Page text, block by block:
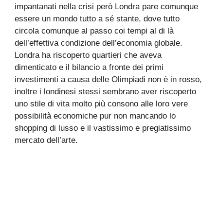
impantanati nella crisi però Londra pare comunque
essere un mondo tutto a sé stante, dove tutto
circola comunque al passo coi tempi al di là
dell’effettiva condizione dell’economia globale.
Londra ha riscoperto quartieri che aveva
dimenticato e il bilancio a fronte dei primi
investimenti a causa delle Olimpiadi non è in rosso,
inoltre i londinesi stessi sembrano aver riscoperto
uno stile di vita molto più consono alle loro vere
possibilità economiche pur non mancando lo
shopping di lusso e il vastissimo e pregiatissimo
mercato dell’arte.